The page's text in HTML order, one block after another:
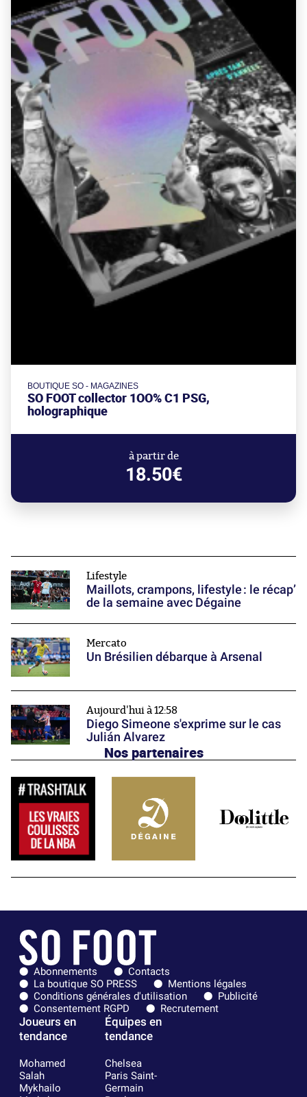
BOUTIQUE SO - MAGAZINES
SO FOOT collector 1OO% C1 PSG,
holographique
à partir de
18.50€
Lifestyle
Maillots, crampons, lifestyle : le récap’
de la semaine avec Dégaine
Mercato
Un Brésilien débarque à Arsenal
Aujourd'hui à 12:58
Diego Simeone s'exprime sur le cas
Julián Alvarez
Nos partenaires
Abonnements
Contacts
La boutique SO PRESS
Mentions légales
Conditions générales d'utilisation
Publicité
Consentement RGPD
Recrutement
Joueurs en
tendance
Mohamed
Salah
Mykhailo
Équipes en
tendance
Chelsea
Paris Saint-
Germain